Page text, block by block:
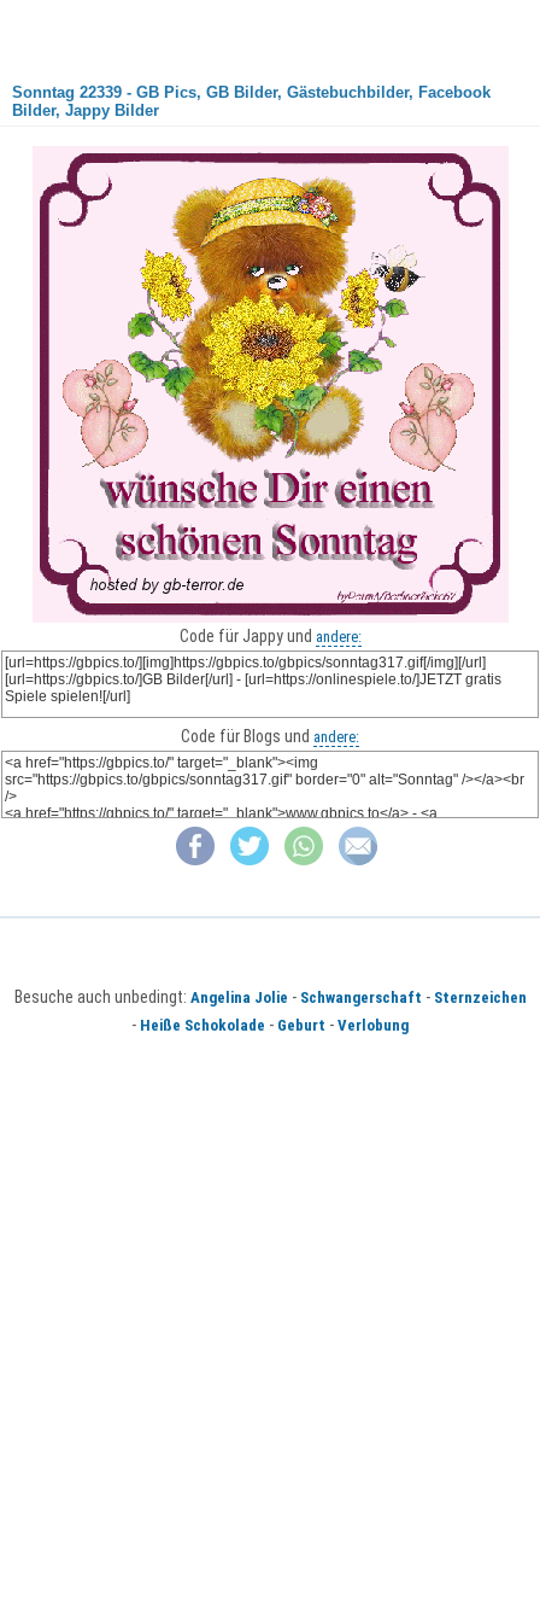
Sonntag 22339 - GB Pics, GB Bilder, Gästebuchbilder, Facebook
Bilder, Jappy Bilder
Code für Jappy und andere:
Code für Blogs und andere:
Besuche auch unbedingt: Angelina Jolie - Schwangerschaft - Sternzeichen
- Heiße Schokolade - Geburt - Verlobung